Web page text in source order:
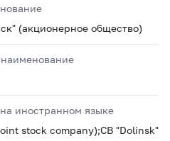
(акционерное общество)
иностранном языке
stock company);CB "Dolinsk"